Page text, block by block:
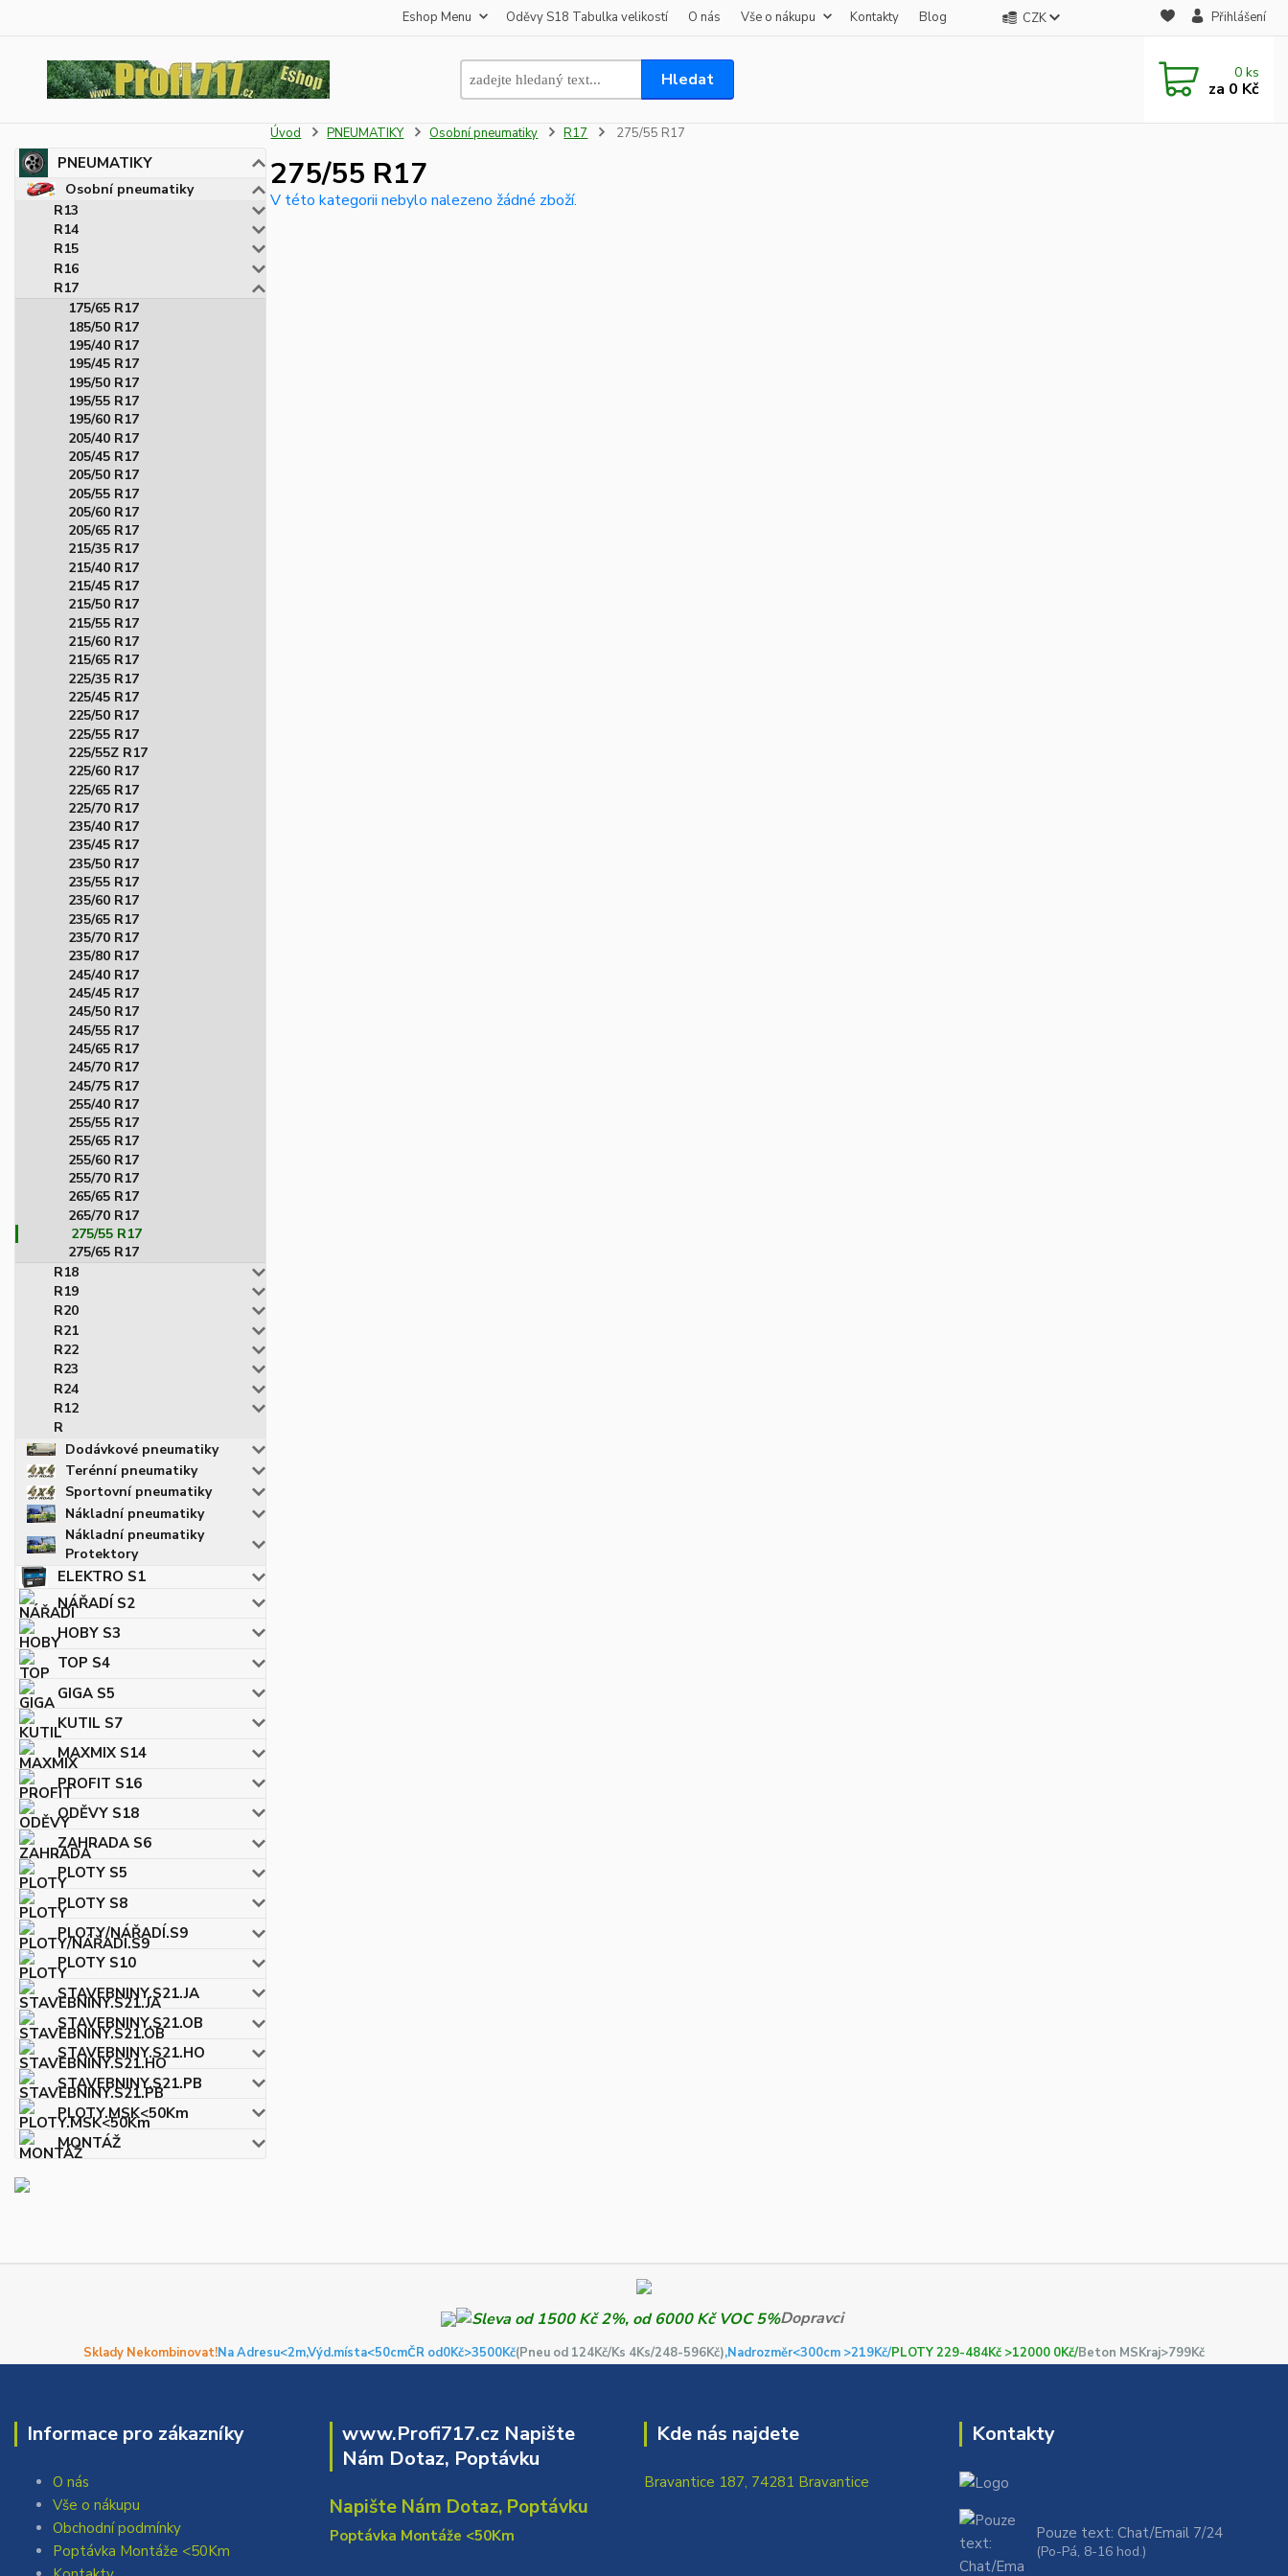
Eshop Menu Oděvy S18 Tabulka velikostí O nás Vše o nákupu Kontakty Blog CZK Přihlášení
Hledat 0 ks
za 0 Kč
PNEUMATIKY
Osobní pneumatiky
R13
R14
R15
R16
R17
175/65 R17
185/50 R17
195/40 R17
195/45 R17
195/50 R17
195/55 R17
195/60 R17
205/40 R17
205/45 R17
205/50 R17
205/55 R17
205/60 R17
205/65 R17
215/35 R17
215/40 R17
215/45 R17
215/50 R17
215/55 R17
215/60 R17
215/65 R17
225/35 R17
225/45 R17
225/50 R17
225/55 R17
225/55Z R17
225/60 R17
225/65 R17
225/70 R17
235/40 R17
235/45 R17
235/50 R17
235/55 R17
235/60 R17
235/65 R17
235/70 R17
235/80 R17
245/40 R17
245/45 R17
245/50 R17
245/55 R17
245/65 R17
245/70 R17
245/75 R17
255/40 R17
255/55 R17
255/65 R17
255/60 R17
255/70 R17
265/65 R17
265/70 R17
275/55 R17
275/65 R17
R18
R19
R20
R21
R22
R23
R24
R12
R
Dodávkové pneumatiky
Terénní pneumatiky
Sportovní pneumatiky
Nákladní pneumatiky
Nákladní pneumatiky
Protektory
ELEKTRO S1
NÁŘADÍ S2
HOBY S3
TOP S4
GIGA S5
KUTIL S7
MAXMIX S14
PROFIT S16
ODĚVY S18
ZAHRADA S6
PLOTY S5
PLOTY S8
PLOTY/NÁŘADÍ.S9
PLOTY S10
STAVEBNINY.S21.JA
STAVEBNINY.S21.OB
STAVEBNINY.S21.HO
STAVEBNINY.S21.PB
PLOTY.MSK<50Km
MONTÁŽ
Úvod PNEUMATIKY Osobní pneumatiky R17 275/55 R17
275/55 R17
V této kategorii nebylo nalezeno žádné zboží.
Dopravci
Sklady Nekombinovat!Na Adresu<2m,Výd.místa<50cmČR od0Kč>3500Kč(Pneu od 124Kč/Ks 4Ks/248-596Kč),Nadrozměr<300cm >219Kč/PLOTY 229-484Kč >12000 0Kč/Beton MSKraj>799Kč
Informace pro zákazníky
O nás
Vše o nákupu
Obchodní podmínky
Poptávka Montáže <50Km
www.Profi717.cz Napište
Nám Dotaz, Poptávku
Napište Nám Dotaz, Poptávku
Poptávka Montáže <50Km
Kde nás najdete
Bravantice 187, 74281 Bravantice
Kontakty
Pouze text: Chat/Email 7/24
(Po-Pá, 8-16 hod.)